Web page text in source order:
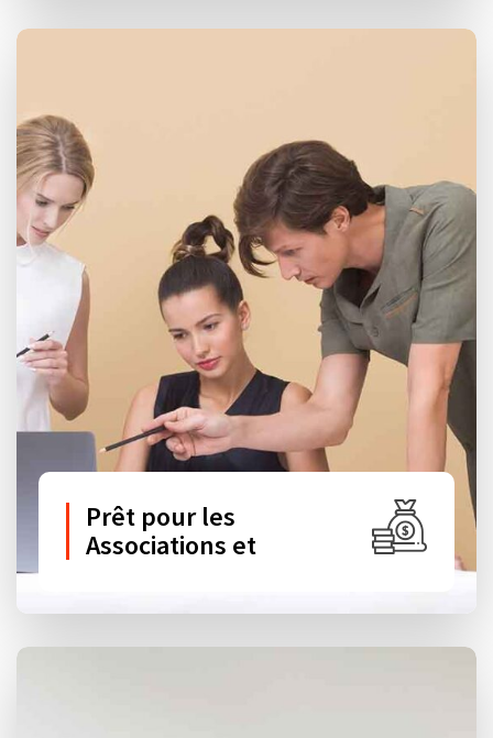
Prêt pour les
Associations et